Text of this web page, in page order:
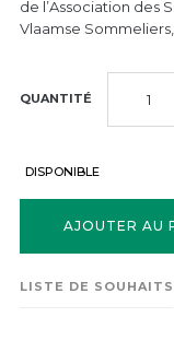
de l’Association des
Vlaamse Sommeliers
QUANTITÉ
DISPONIBLE
AJOUTER AU
LISTE DE SOUHAITS